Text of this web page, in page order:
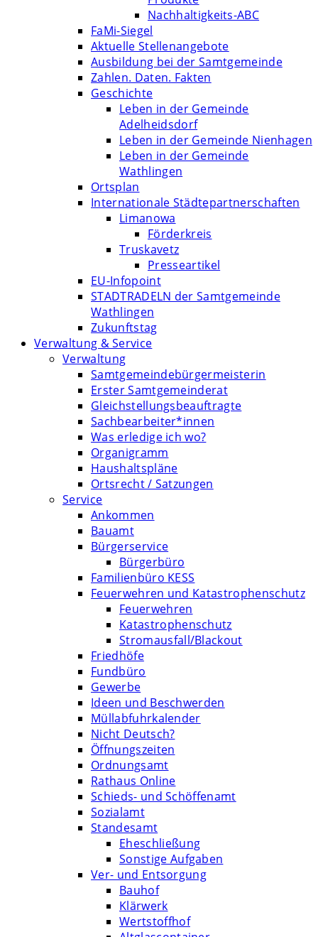
Nachhaltigkeits-ABC
FaMi-Siegel
Aktuelle Stellenangebote
Ausbildung bei der Samtgemeinde
Zahlen. Daten. Fakten
Geschichte
Leben in der Gemeinde
Adelheidsdorf
Leben in der Gemeinde Nienhagen
Leben in der Gemeinde
Wathlingen
Ortsplan
Internationale Städtepartnerschaften
Limanowa
Förderkreis
Truskavetz
Presseartikel
EU-Infopoint
STADTRADELN der Samtgemeinde
Wathlingen
Zukunftstag
Verwaltung & Service
Verwaltung
Samtgemeindebürgermeisterin
Erster Samtgemeinderat
Gleichstellungsbeauftragte
Sachbearbeiter*innen
Was erledige ich wo?
Organigramm
Haushaltspläne
Ortsrecht / Satzungen
Service
Ankommen
Bauamt
Bürgerservice
Bürgerbüro
Familienbüro KESS
Feuerwehren und Katastrophenschutz
Feuerwehren
Katastrophenschutz
Stromausfall/Blackout
Friedhöfe
Fundbüro
Gewerbe
Ideen und Beschwerden
Müllabfuhrkalender
Nicht Deutsch?
Öffnungszeiten
Ordnungsamt
Rathaus Online
Schieds- und Schöffenamt
Sozialamt
Standesamt
Eheschließung
Sonstige Aufgaben
Ver- und Entsorgung
Bauhof
Klärwerk
Wertstoffhof